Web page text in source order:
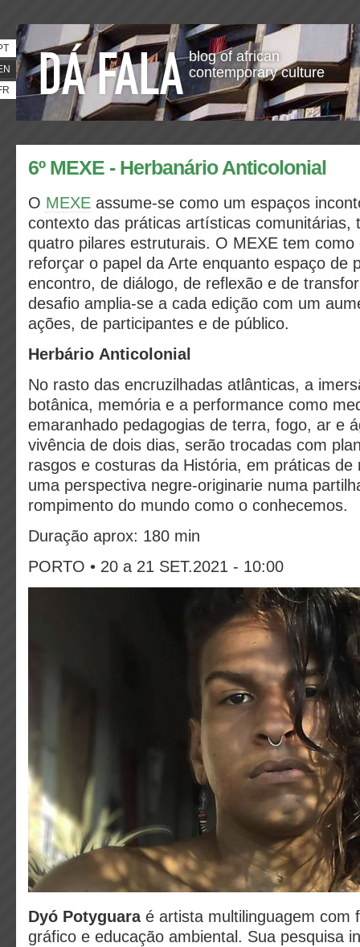
blog of african
contemporary culture
6º MEXE - Herbanário Anticolonial
O MEXE assume-se como um espaços
contexto das práticas artísticas comunitárias,
quatro pilares estruturais. O MEXE tem como
reforçar o papel da Arte enquanto espaço de
encontro, de diálogo, de reflexão e de
desafio amplia-se a cada edição com um
ações, de participantes e de público.
Herbário Anticolonial
No rasto das encruzilhadas atlânticas, a
botânica, memória e a performance como
emaranhado pedagogias de terra, fogo, ar e
vivência de dois dias, serão trocadas com
rasgos e costuras da História, em práticas de
uma perspectiva negre-originarie numa
rompimento do mundo como o conhecemos.
Duração aprox: 180 min
PORTO • 20 a 21 SET.2021 - 10:00
Dyó Potyguaraé artista multilinguagem com
gráfico e educação ambiental. Sua pesquisa